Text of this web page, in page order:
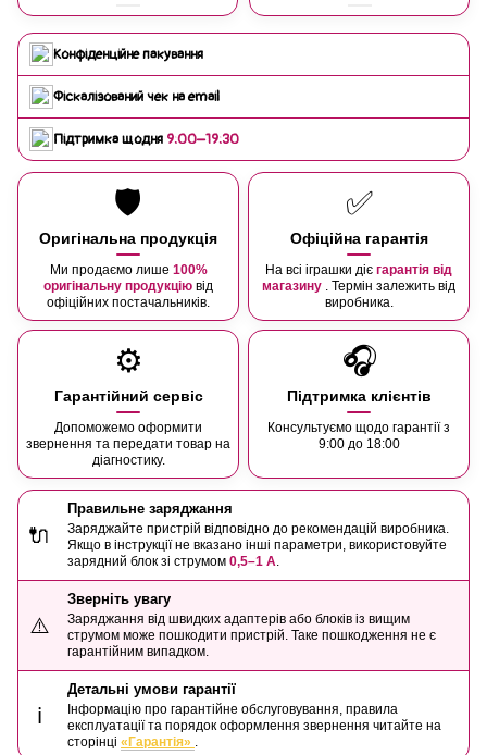
Конфіденційне пакування
Фіскалізований чек на email
Підтримка щодня 9:00–19:30
🛡️
Оригінальна продукція
Ми продаємо лише 100%
оригінальну продукцію від
офіційних постачальників.
✅
Офіційна гарантія
На всі іграшки діє гарантія від
магазину . Термін залежить від
виробника.
⚙️
Гарантійний сервіс
Допоможемо оформити
звернення та передати товар на
діагностику.
🎧
Підтримка клієнтів
Консультуємо щодо гарантії з
9:00 до 18:00
🔌
Правильне заряджання
Заряджайте пристрій відповідно до рекомендацій виробника.
Якщо в інструкції не вказано інші параметри, використовуйте
зарядний блок зі струмом 0,5–1 А.
⚠️
Зверніть увагу
Заряджання від швидких адаптерів або блоків із вищим
струмом може пошкодити пристрій. Таке пошкодження не є
гарантійним випадком.
ℹ️
Детальні умови гарантії
Інформацію про гарантійне обслуговування, правила
експлуатації та порядок оформлення звернення читайте на
сторінці «Гарантія» .